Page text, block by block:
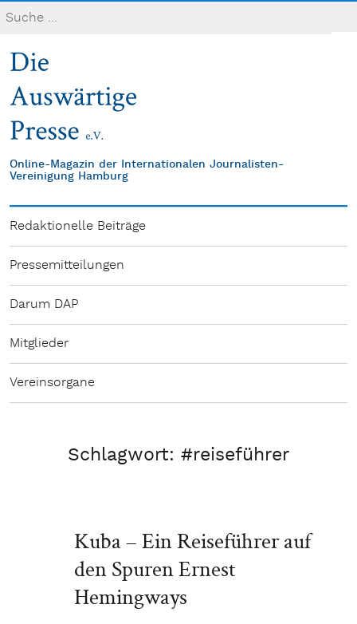
Online-Magazin der Internationalen Journalisten-
Vereinigung Hamburg
Redaktionelle Beiträge
Pressemitteilungen
Darum DAP
Mitglieder
Vereinsorgane
Schlagwort:#reiseführer
Kuba – Ein Reiseführer auf
den Spuren Ernest
Hemingways